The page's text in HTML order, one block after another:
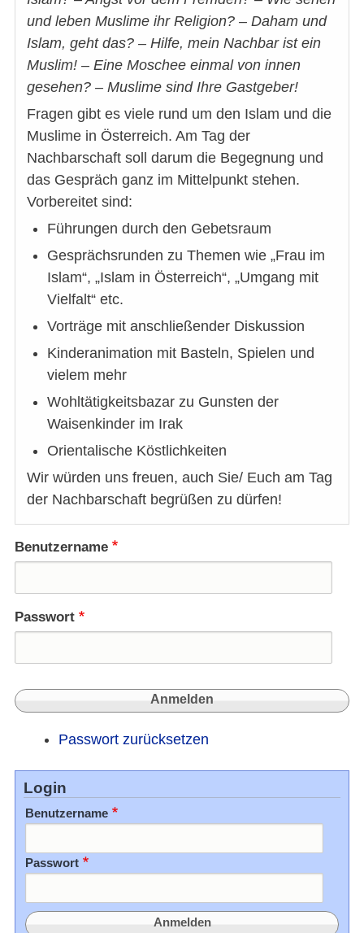
und leben Muslime ihr Religion? – Daham und
Islam, geht das? – Hilfe, mein Nachbar ist ein
Muslim! – Eine Moschee einmal von innen
gesehen? – Muslime sind Ihre Gastgeber!
Fragen gibt es viele rund um den Islam und die
Muslime in Österreich. Am Tag der
Nachbarschaft soll darum die Begegnung und
das Gespräch ganz im Mittelpunkt stehen.
Vorbereitet sind:
Führungen durch den Gebetsraum
Gesprächsrunden zu Themen wie „Frau im
Islam“, „Islam in Österreich“, „Umgang mit
Vielfalt“ etc.
Vorträge mit anschließender Diskussion
Kinderanimation mit Basteln, Spielen und
vielem mehr
Wohltätigkeitsbazar zu Gunsten der
Waisenkinder im Irak
Orientalische Köstlichkeiten
Wir würden uns freuen, auch Sie/ Euch am Tag
der Nachbarschaft begrüßen zu dürfen!
Benutzername
Passwort
Passwort zurücksetzen
Login
Benutzername
Passwort